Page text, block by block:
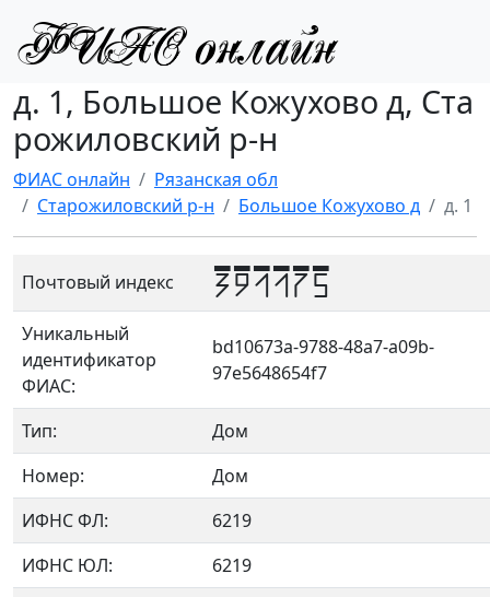
д. 1, Большое Кожухово д, Ста
рожиловский р-н
ФИАС онлайн
Рязанская обл
Старожиловский р-н
Большое Кожухово д д. 1
Почтовый индекс 391175
Уникальный
идентификатор
ФИАС:
bd10673a-9788-48a7-a09b-
97e5648654f7
Тип:
Дом
Номер:
Дом
ИФНС ФЛ:
6219
ИФНС ЮЛ:
6219